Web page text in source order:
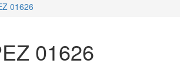
01626
01626